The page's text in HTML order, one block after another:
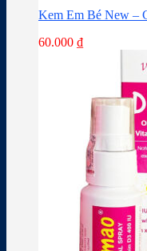
Kem Em Bé New –
60.000 ₫